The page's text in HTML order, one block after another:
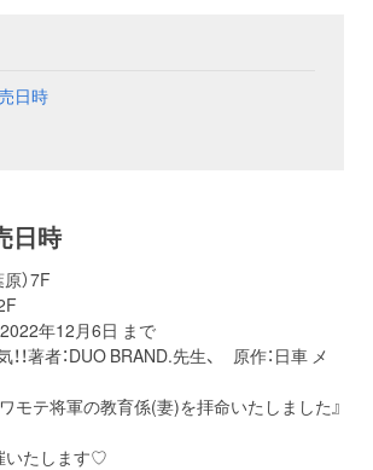
日時
日時
）7F
年12月6日 まで
！著者：DUO BRAND.先生、 原作：日車 メ
ワモテ将軍の教育係(妻)を拝命いたしました』
いたします♡